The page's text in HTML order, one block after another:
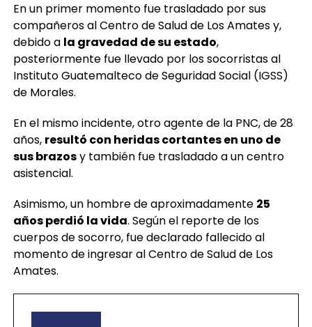
En un primer momento fue trasladado por sus
compañeros al Centro de Salud de Los Amates y,
debido a la gravedad de su estado,
posteriormente fue llevado por los socorristas al
Instituto Guatemalteco de Seguridad Social (IGSS)
de Morales.
En el mismo incidente, otro agente de la PNC, de 28
años, resultó con heridas cortantes en uno de
sus brazosy también fue trasladado a un centro
asistencial.
Asimismo, un hombre de aproximadamente 25
años perdió la vida. Según el reporte de los
cuerpos de socorro, fue declarado fallecido al
momento de ingresar al Centro de Salud de Los
Amates.